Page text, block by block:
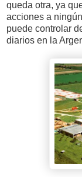
queda otra, ya
acciones a
puede controlar
diarios en la